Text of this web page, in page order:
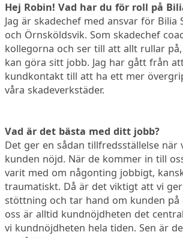
Hej Robin! Vad har du för roll på
Jag är skadechef med ansvar för Bilia
och Örnsköldsvik. Som skadechef
kollegorna och ser till att allt rullar
kan göra sitt jobb. Jag har gått från
kundkontakt till att ha ett mer
våra skadeverkstäder.
Vad är det bästa med ditt jobb?
Det ger en sådan tillfredsställelse när
kunden nöjd. När de kommer in till
varit med om någonting jobbigt,
traumatiskt. Då är det viktigt att vi
stöttning och tar hand om kunden på
oss är alltid kundnöjdheten det
vi kundnöjdheten hela tiden. Sen är